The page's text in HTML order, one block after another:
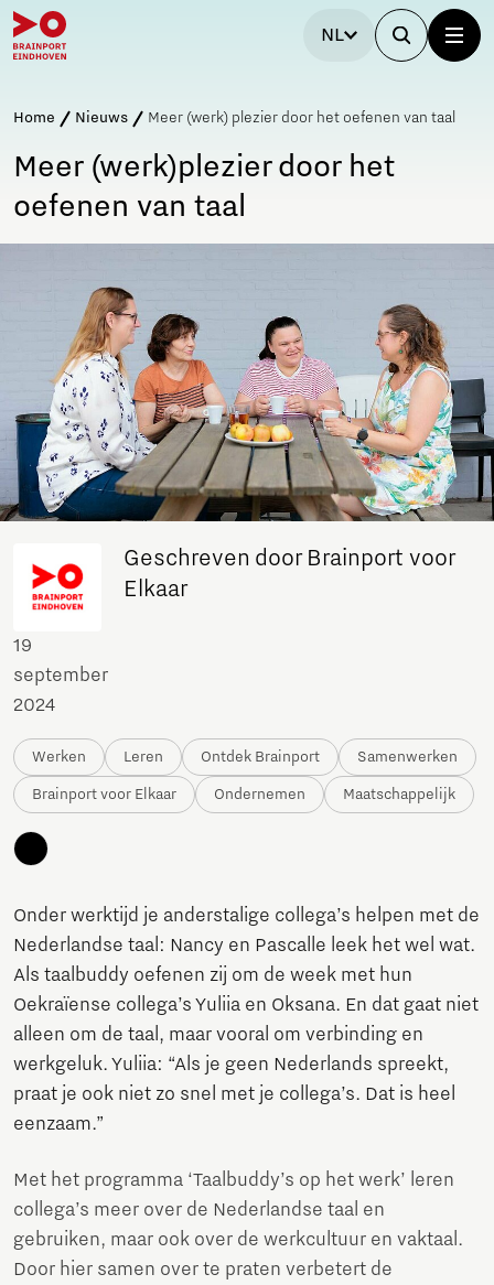
NL
Home Nieuws Meer (werk) plezier door het oefenen van taal
Meer (werk)plezier door het
oefenen van taal
Geschreven door Brainport voor
Elkaar
19
september
2024
Werken Leren Ontdek Brainport Samenwerken
Brainport voor Elkaar Ondernemen Maatschappelijk
Onder werktijd je anderstalige collega’s helpen met de
Nederlandse taal: Nancy en Pascalle leek het wel wat.
Als taalbuddy oefenen zij om de week met hun
Oekraïense collega’s Yuliia en Oksana. En dat gaat niet
alleen om de taal, maar vooral om verbinding en
werkgeluk. Yuliia: “Als je geen Nederlands spreekt,
praat je ook niet zo snel met je collega’s. Dat is heel
eenzaam.”
Met het programma ‘Taalbuddy’s op het werk’ leren
collega’s meer over de Nederlandse taal en
gebruiken, maar ook over de werkcultuur en vaktaal.
Door hier samen over te praten verbetert de